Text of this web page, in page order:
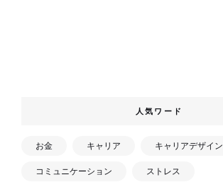
人気ワード
お金 キャリア キャリアデザイン
コミュニケーション ストレス